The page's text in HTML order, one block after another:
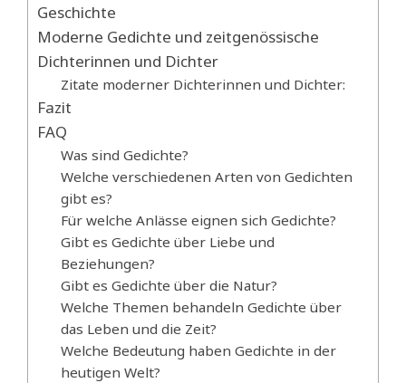
Geschichte
Moderne Gedichte und zeitgenössische
Dichterinnen und Dichter
Zitate moderner Dichterinnen und Dichter:
Fazit
FAQ
Was sind Gedichte?
Welche verschiedenen Arten von Gedichten
gibt es?
Für welche Anlässe eignen sich Gedichte?
Gibt es Gedichte über Liebe und
Beziehungen?
Gibt es Gedichte über die Natur?
Welche Themen behandeln Gedichte über
das Leben und die Zeit?
Welche Bedeutung haben Gedichte in der
heutigen Welt?